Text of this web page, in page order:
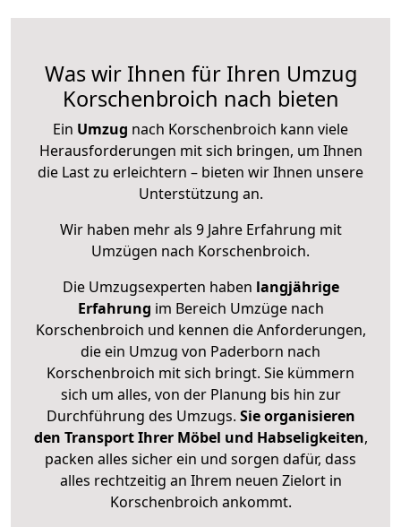
Was wir Ihnen für Ihren Umzug
Korschenbroich nach bieten
Ein Umzug nach Korschenbroich kann viele
Herausforderungen mit sich bringen, um Ihnen
die Last zu erleichtern – bieten wir Ihnen unsere
Unterstützung an.
Wir haben mehr als 9 Jahre Erfahrung mit
Umzügen nach Korschenbroich.
Die Umzugsexperten haben langjährige
Erfahrung im Bereich Umzüge nach
Korschenbroich und kennen die Anforderungen,
die ein Umzug von Paderborn nach
Korschenbroich mit sich bringt. Sie kümmern
sich um alles, von der Planung bis hin zur
Durchführung des Umzugs. Sie organisieren
den Transport Ihrer Möbel und Habseligkeiten,
packen alles sicher ein und sorgen dafür, dass
alles rechtzeitig an Ihrem neuen Zielort in
Korschenbroich ankommt.